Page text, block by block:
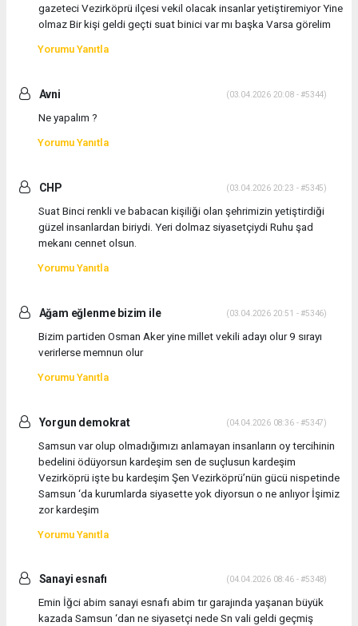
gazeteci Vezirköprü ilçesi vekil olacak insanlar yetiştiremiyor Yine
olmaz Bir kişi geldi geçti suat binici var mı başka Varsa görelim
Yorumu Yanıtla
Avni (03.04.2026 20:08 - #5344)
Ne yapalım ?
Yorumu Yanıtla
CHP (03.04.2026 20:23 - #5345)
Suat Binci renkli ve babacan kişiliği olan şehrimizin yetiştirdiği
güzel insanlardan biriydi. Yeri dolmaz siyasetçiydi Ruhu şad
mekanı cennet olsun.
Yorumu Yanıtla
Ağam eğlenme bizim ile (03.04.2026 20:51 - #5346)
Bizim partiden Osman Aker yine millet vekili adayı olur 9 sırayı
verirlerse memnun olur
Yorumu Yanıtla
Yorgun demokrat (04.04.2026 08:36 - #5347)
Samsun var olup olmadığımızı anlamayan insanların oy tercihinin
bedelini ödüyorsun kardeşim sen de suçlusun kardeşim
Vezirköprü işte bu kardeşim Şen Vezirköprü’nün gücü nispetinde
Samsun ‘da kurumlarda siyasette yok diyorsun o ne anlıyor İşimiz
zor kardeşim
Yorumu Yanıtla
Sanayi esnafı (04.04.2026 08:46 - #5348)
Emin İğci abim sanayi esnafı abim tır garajında yaşanan büyük
kazada Samsun ‘dan ne siyasetçi nede Sn vali geldi geçmiş